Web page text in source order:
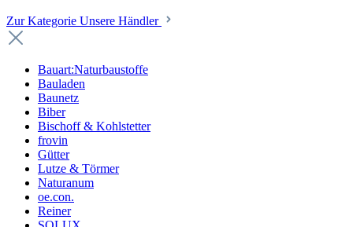
Zur Kategorie Unsere Händler
Bauart:Naturbaustoffe
Bauladen
Baunetz
Biber
Bischoff & Kohlstetter
frovin
Gütter
Lutze & Törmer
Naturanum
oe.con.
Reiner